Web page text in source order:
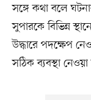
সঙ্গে কথা বলে
সুপারকে বিভিন্ন
উদ্ধারে পদক্ষেপ
সঠিক ব্যবস্থা নেওয়া